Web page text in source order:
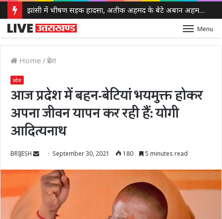
झांसी में भीषण सड़क हादसा, अतीक अहमद के बेटे अबान अहमद की मौत, एक साथी की भी गई जान
Menu
Home /प्रदेश
प्रदेश
आज प्रदेश में बहन-बेटियां भयमुक्त होकर
अपना जीवन यापन कर रही हैं: योगी
आदित्यनाथ
BRIJESH
Send
email
September 30, 2021 180 5 minutes read